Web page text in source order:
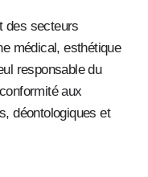
des secteurs
médical, esthétique
responsable du
aux
déontologiques et